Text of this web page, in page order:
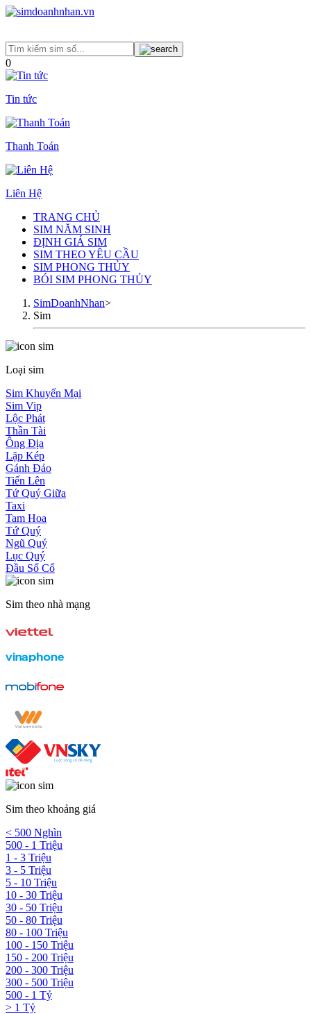
0
Tin tức
Thanh Toán
Liên Hệ
TRANG CHỦ
SIM NĂM SINH
ĐỊNH GIÁ SIM
SIM THEO YÊU CẦU
SIM PHONG THỦY
BÓI SIM PHONG THỦY
SimDoanhNhan>
Sim
Loại sim
Sim Khuyến Mại
Sim Vip
Lộc Phát
Thần Tài
Ông Địa
Lặp Kép
Gánh Đảo
Tiến Lên
Tứ Quý Giữa
Taxi
Tam Hoa
Tứ Quý
Ngũ Quý
Lục Quý
Đầu Số Cổ
Sim theo nhà mạng
Sim theo khoảng giá
< 500 Nghìn
500 - 1 Triệu
1 - 3 Triệu
3 - 5 Triệu
5 - 10 Triệu
10 - 30 Triệu
30 - 50 Triệu
50 - 80 Triệu
80 - 100 Triệu
100 - 150 Triệu
150 - 200 Triệu
200 - 300 Triệu
300 - 500 Triệu
500 - 1 Tỷ
> 1 Tỷ